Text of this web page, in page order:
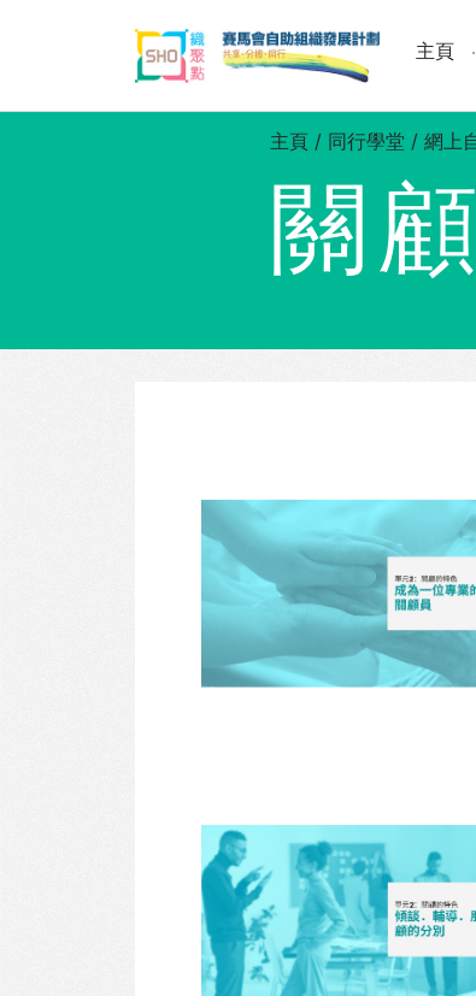
主頁
主頁/ 同行學堂 / 網上
關